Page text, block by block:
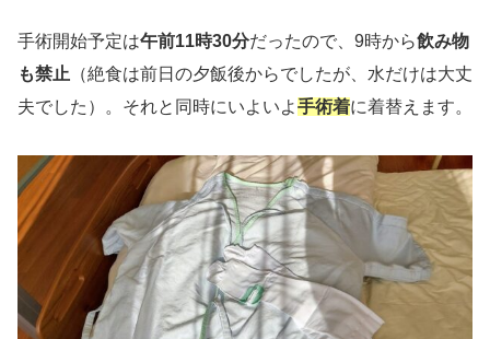
手術開始予定は午前11時30分だったので、9時から飲み物
も禁止 （絶食は前日の夕飯後からでしたが、水だけは大丈
夫でした）。それと同時にいよいよ手術着に着替えます。